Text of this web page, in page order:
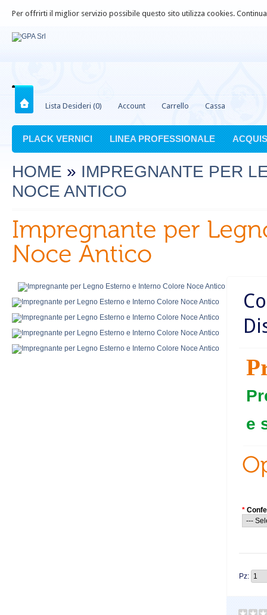
Per offrirti il miglior servizio possibile questo sito utilizza cookies.
Lista Desideri (0) Account Carrello Cassa
PLACK VERNICI LINEA PROFESSIONALE
HOME » IMPREGNANTE PER
NOCE ANTICO
e
*
Pz: